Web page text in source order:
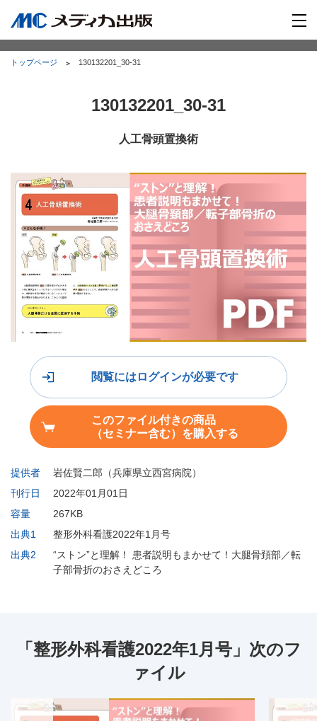
トップページ 130132201_30-31
130132201_30-31
人工骨頭置換術
提供者
岩佐賢二郎（兵庫県立西宮病院）
刊行日
2022年01月01日
容量
267KB
出典1
整形外科看護2022年1月号
出典2
“ストン”と理解！ 患者説明もまかせて！大腿骨頚部／転
子部骨折のおさえどころ
閲覧にはログインが必要です
このファイル付きの商品
（セミナー含む）を購入する
「整形外科看護2022年1月号」次のフ
ァイル